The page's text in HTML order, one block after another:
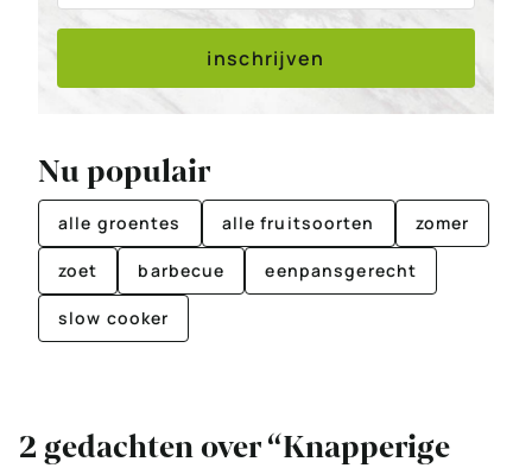
inschrijven
Nu populair
alle groentes alle fruitsoorten zomer
zoet barbecue eenpansgerecht
slow cooker
2 gedachten over “Knapperige